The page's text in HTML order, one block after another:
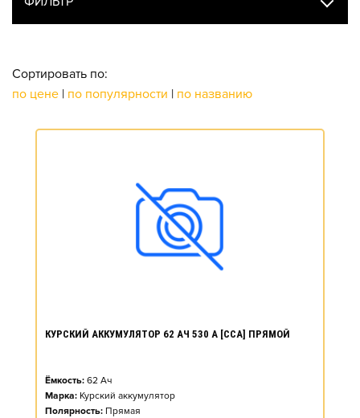
Сортировать по:
по цене | по популярности | по названию
КУРСКИЙ АККУМУЛЯТОР 62 АЧ 530 А [CCA] ПРЯМОЙ
Ёмкость: 62 Ач
Марка: Курский аккумулятор
Полярность: Прямая